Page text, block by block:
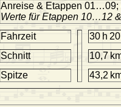
Anreise & Etappen 01…09;
Werte für Etappen 10…12
Fahrzeit
30 h
Schnitt
10,7
Spitze
43,2